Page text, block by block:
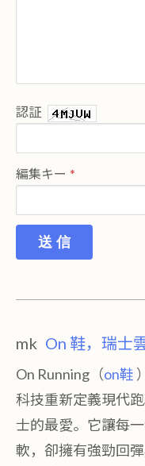
認証
編集キー
送 信
mk On 鞋，瑞士
On Running（on鞋
科技重新定義現代
士的最愛。它讓每
軟，卻擁有強勁回